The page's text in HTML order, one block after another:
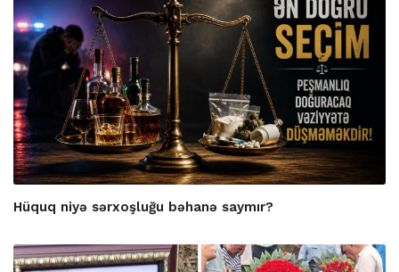
Hüquq niyə sərxoşluğu bəhanə saymır?